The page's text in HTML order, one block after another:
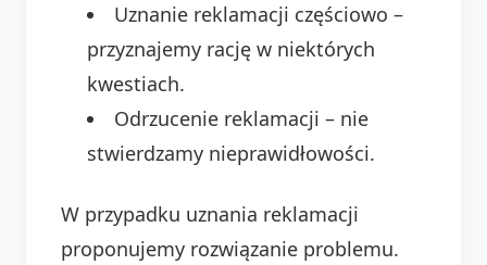
Uznanie reklamacji częściowo –
przyznajemy rację w niektórych
kwestiach.
Odrzucenie reklamacji – nie
stwierdzamy nieprawidłowości.
W przypadku uznania reklamacji
proponujemy rozwiązanie problemu.